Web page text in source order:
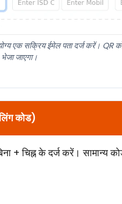
एक सक्रिय ईमेल पता दर्ज करें। QR
भेजा जाएगा।
कोड)
+ चिह्न के दर्ज करें। सामान्य